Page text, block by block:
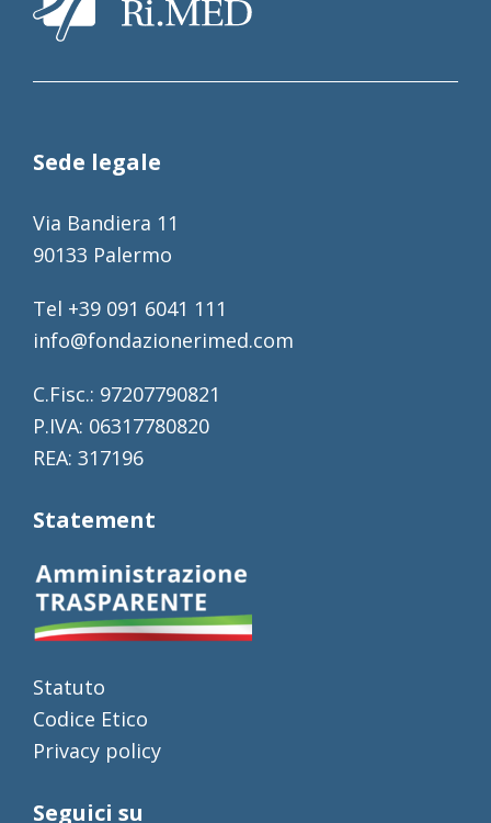
Sede legale
Via Bandiera 11
90133 Palermo
Tel +39 091 6041 111
info@fondazionerimed.com
C.Fisc.: 97207790821
P.IVA: 06317780820
REA: 317196
Statement
Statuto
Codice Etico
Privacy policy
Seguici su